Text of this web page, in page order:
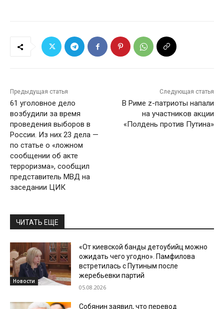
Предыдущая статья
61 уголовное дело
возбудили за время
проведения выборов в
России. Из них 23 дела —
по статье о «ложном
сообщении об акте
терроризма», сообщил
представитель МВД на
заседании ЦИК
Следующая статья
В Риме z-патриоты напали
на участников акции
«Полдень против Путина»
ЧИТАТЬ ЕЩЕ
Новости
«От киевской банды детоубийц можно
ожидать чего угодно». Памфилова
встретилась с Путиным после
жеребьевки партий
05.08.2026
Собянин заявил, что перевод